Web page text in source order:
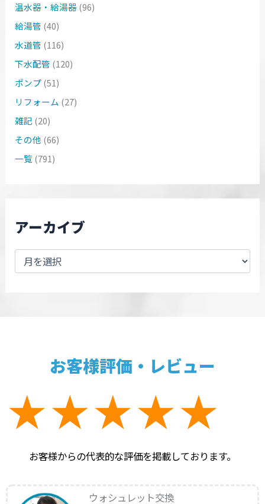
温水器・給湯器(96)
給湯管 (40)
水道管 (116)
下水配管 (120)
ポンプ(51)
リフォーム (27)
雑記 (20)
その他 (66)
一覧(791)
アーカイブ
お客様評価・レビュー
お客様からの代表的な評価を掲載しております。
ウォシュレット交換